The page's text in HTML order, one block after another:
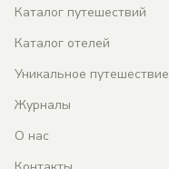
Каталог путешествий
Каталог отелей
Уникальное путешествие
Журналы
О нас